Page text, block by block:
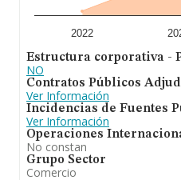
menor de moda femenina y
posicionado más abajo en
las empresas presentes en
2022
Estructura corporativa -
NO
Contratos Públicos
Ver Información
Incidencias de Fuentes
Ver Información
Operaciones
No constan
Grupo Sector
Comercio